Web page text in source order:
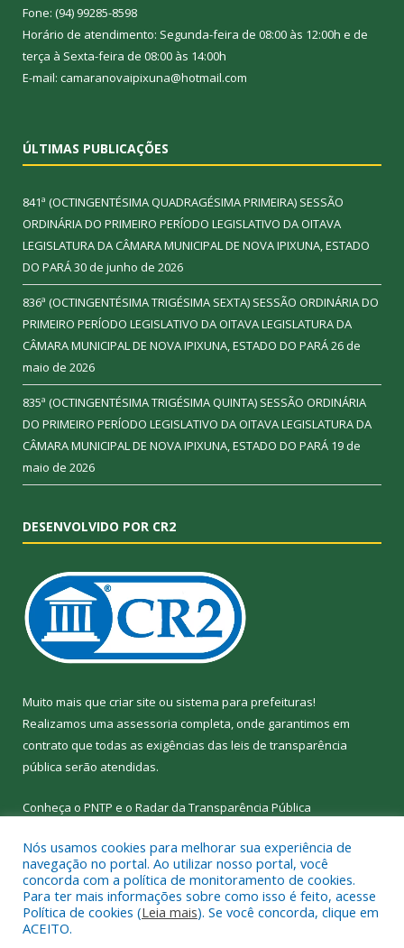
Fone: (94) 99285-8598
Horário de atendimento: Segunda-feira de 08:00 às 12:00h e de
terça à Sexta-feira de 08:00 às 14:00h
E-mail: camaranovaipixuna@hotmail.com
ÚLTIMAS PUBLICAÇÕES
841ª (OCTINGENTÉSIMA QUADRAGÉSIMA PRIMEIRA) SESSÃO
ORDINÁRIA DO PRIMEIRO PERÍODO LEGISLATIVO DA OITAVA
LEGISLATURA DA CÂMARA MUNICIPAL DE NOVA IPIXUNA, ESTADO
DO PARÁ30 de junho de 2026
836ª (OCTINGENTÉSIMA TRIGÉSIMA SEXTA) SESSÃO ORDINÁRIA DO
PRIMEIRO PERÍODO LEGISLATIVO DA OITAVA LEGISLATURA DA
CÂMARA MUNICIPAL DE NOVA IPIXUNA, ESTADO DO PARÁ26 de
maio de 2026
835ª (OCTINGENTÉSIMA TRIGÉSIMA QUINTA) SESSÃO ORDINÁRIA
DO PRIMEIRO PERÍODO LEGISLATIVO DA OITAVA LEGISLATURA DA
CÂMARA MUNICIPAL DE NOVA IPIXUNA, ESTADO DO PARÁ 19 de
maio de 2026
DESENVOLVIDO POR CR2
Muito mais que criar site ou sistema para prefeituras!
Realizamos uma assessoria completa, onde garantimos em
contrato que todas as exigências das leis de transparência
pública serão atendidas.
Conheça o PNTP e o Radar da Transparência Pública
Todos os direitos reservados a Câmara Municipal de Nova
Ipixuna.
Nós usamos cookies para melhorar sua experiência de
navegação no portal. Ao utilizar nosso portal, você
concorda com a política de monitoramento de cookies.
Para ter mais informações sobre como isso é feito, acesse
Política de cookies (Leia mais). Se você concorda, clique em
ACEITO.